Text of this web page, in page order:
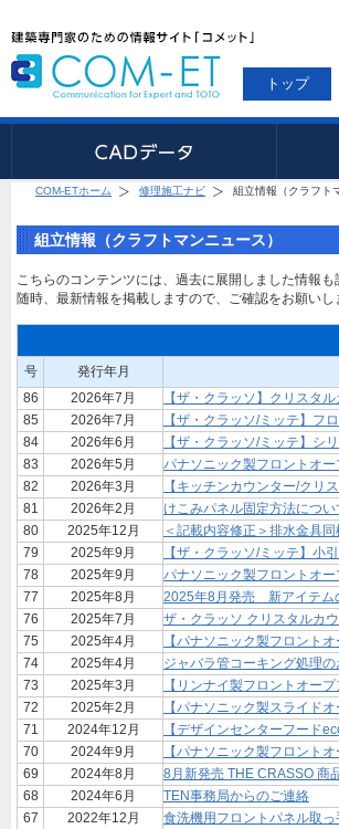
トップ
COM-ETホーム 修理施工ナビ 組立情報（クラフト
組立情報（クラフトマンニュース）
こちらのコンテンツには、過去に展開しました情報も
随時、最新情報を掲載しますので、ご確認をお願いし
号
発行年月
86
2026年7月
【ザ・クラッソ】クリスタ
85
2026年7月
【ザ・クラッソ/ミッテ】
84
2026年6月
【ザ・クラッソ/ミッテ】シ
83
2026年5月
パナソニック製フロントオ
82
2026年3月
【キッチンカウンター/クリ
81
2026年2月
けこみパネル固定方法につい
80
2025年12月
＜記載内容修正＞排水金具
79
2025年9月
【ザ・クラッソ/ミッテ】
78
2025年9月
パナソニック製フロントオ
77
2025年8月
2025年8月発売 新アイテム
76
2025年7月
ザ・クラッソ クリスタルカ
75
2025年4月
【パナソニック製フロント
74
2025年4月
ジャバラ管コーキング処理の
73
2025年3月
【リンナイ製フロントオー
72
2025年2月
【パナソニック製スライド
71
2024年12月
【デザインセンターフード
70
2024年9月
【パナソニック製フロント
69
2024年8月
8月新発売 THE CRASSO 商
68
2024年6月
TEN事務局からのご連絡
67
2022年12月
食洗機用フロントパネル取